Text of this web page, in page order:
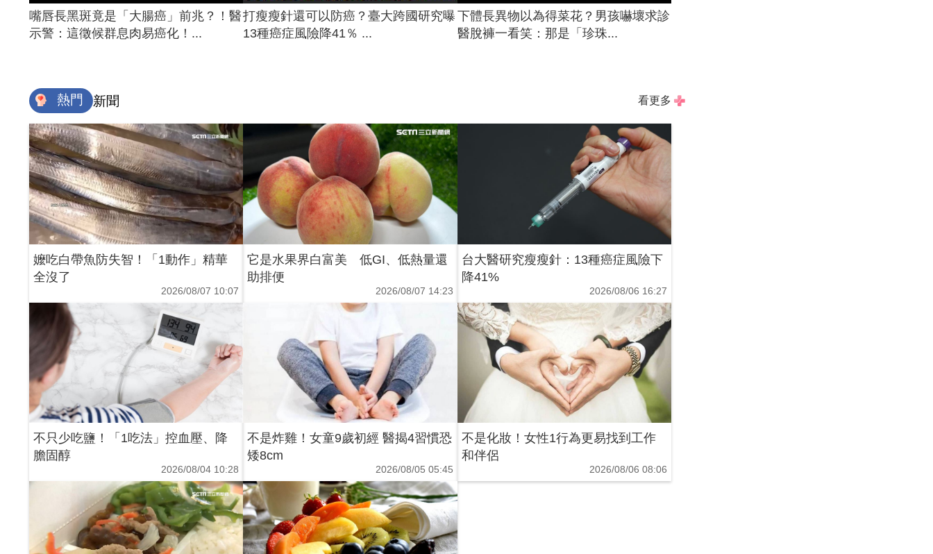
嘴唇長黑斑竟是「大腸癌」前兆？！醫
示警：這徵候群息肉易癌化！...
打瘦瘦針還可以防癌？臺大跨國研究曝
13種癌症風險降41％ ...
下體長異物以為得菜花？男孩嚇壞求診
醫脫褲一看笑：那是「珍珠...
熱門 新聞 看更多
嬤吃白帶魚防失智！「1動作」精華
全沒了
2026/08/07 10:07
它是水果界白富美 低GI、低熱量還
助排便
2026/08/07 14:23
台大醫研究瘦瘦針：13種癌症風險下
降41%
2026/08/06 16:27
不只少吃鹽！「1吃法」控血壓、降
膽固醇
2026/08/04 10:28
不是炸雞！女童9歲初經 醫揭4習慣恐
矮8cm
2026/08/05 05:45
不是化妝！女性1行為更易找到工作
和伴侶
2026/08/06 08:06